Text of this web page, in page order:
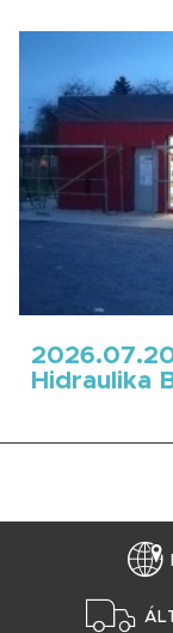
Hidraulika